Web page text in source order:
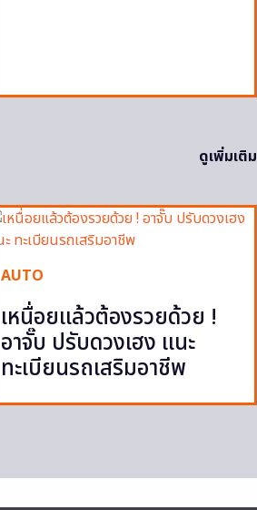
ดูเพิ่มเติม
AUTO
เหนื่อยแล้วต้องรวยด้วย !
อาจั๊บ ปรับดวงเฮง แนะ
ทะเบียนรถเสริมอาชีพ